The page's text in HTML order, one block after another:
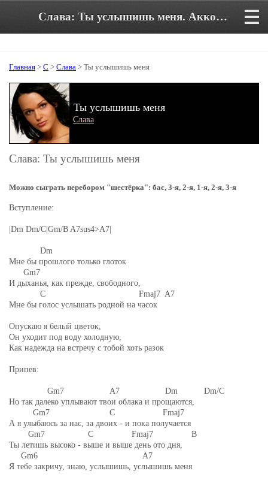
Слава: Ты услышишь меня. Аккорды и текст песни
Главная > С > Слава > Ты услышишь меня
Ты услышишь меня
Слава
Слава: Ты услышишь меня
Можно сыграть перебором "шестёрка": бас, 3-я, 2-я, 1-я, 2-я, 3-я
Вступление:
|Dm Dm/C|Gm/B A7sus4>A7|
Dm
Мне бы прошлого только глоток
Gm7
И дыханья, как прежде, свободного,
C Fmaj7 A7
Мне бы голос услышать родной на часок
Опускаю я белый цветок,
Он уходит под воду холодную,
Как надежда на встречу с тобой хоть разок
Припев:
Gm7 A7 Dm Dm/C
Но так далеко уплывают твои облака и прощаются,
Gm7 C Fmaj7
А я улыбаюсь за нас, за двоих - и пока получается
Gm7 C Fmaj7 B
Ты летишь высоко - выше и выше день ото дня,
Gm6 A7
Я тебе закричу, знаю, услышишь, услышишь меня